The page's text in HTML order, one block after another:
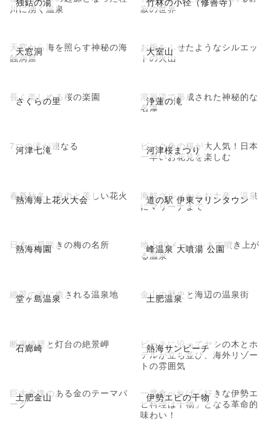
川に湧く温泉
寂の世界
天窓洞
天窓から海を照らす神秘の海
蝕洞窟
大室山
お椀をふせたようなシルエッ
トの火山
さくらの里
長く楽しめる桜の楽園 浄蓮の滝
溶岩流で形成された神秘的な
名瀑
河津七滝
7つの滝が連なる 河津桜まつり
ピンク色の桜が大人気！日本
一早いお花見を楽しむ
熱海海上花火大会
春夏秋冬、迫力と美しい花火 道の駅 伊東マリンタウン
海鮮グルメからお土産、温泉
にマリーナまで
熱海梅園
日本一早咲きの梅の名所 峰温泉 大噴湯 公園
地上30メートルまで噴き上が
る温泉
堂ヶ島温泉
絶景の海に癒される温泉地 土肥温泉
金山の歴史と海辺の温泉街
石廊崎
断崖絶壁と灯台の絶景岬 熱海サンビーチ
ビーチに沿ってヤシの木とホ
テルが立ち並び、海外リゾー
トの雰囲気
土肥金山
巨大金塊のある金のテーマパ
ーク
伊勢エビの干物
一度食べれば「好きな伊勢エ
ビ料理は干物」となる革命的
味わい！